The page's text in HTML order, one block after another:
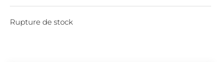
Rupture de stock